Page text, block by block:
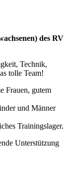
des RV
Technik,
tolle Team!
Frauen, gutem
und Männer
Trainingslager.
Unterstützung